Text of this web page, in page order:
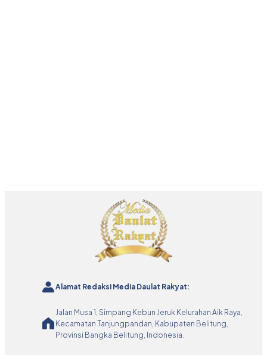
Alamat Redaksi Media Daulat Rakyat:
Jalan Musa 1, Simpang Kebun Jeruk Kelurahan Aik Raya,
Kecamatan Tanjungpandan, Kabupaten Belitung,
Provinsi Bangka Belitung, Indonesia.